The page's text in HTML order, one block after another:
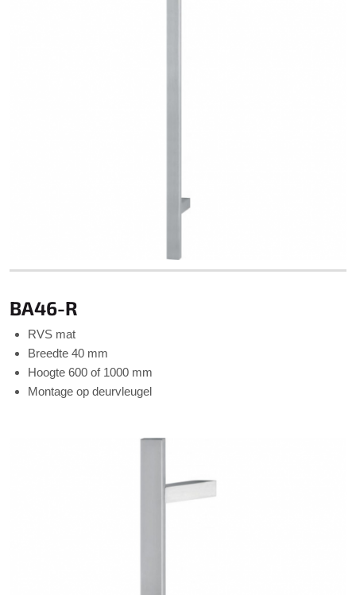
BA46-R
RVS mat
Breedte 40 mm
Hoogte 600 of 1000 mm
Montage op deurvleugel